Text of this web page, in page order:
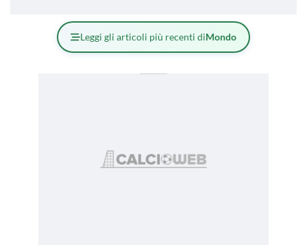
Leggi gli articoli più recenti diMondo